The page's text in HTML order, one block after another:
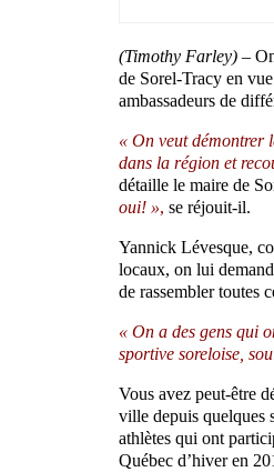
(Timothy Farley) –
de Sorel-Tracy en
ambassadeurs de
« On veut démontrer
dans la région et
détaille le maire de
oui! », se réjouit-il.
Yannick Lévesque,
locaux, on lui
de rassembler toutes
« On a des gens qui
sportive soreloise,
Vous avez peut-être
ville depuis quelques
athlètes qui ont
Québec d’hiver en